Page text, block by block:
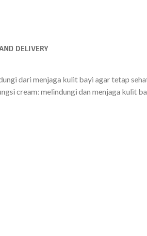
DELIVERY
dari menjaga kulit bayi agar tetap
cream: melindungi dan menjaga kulit